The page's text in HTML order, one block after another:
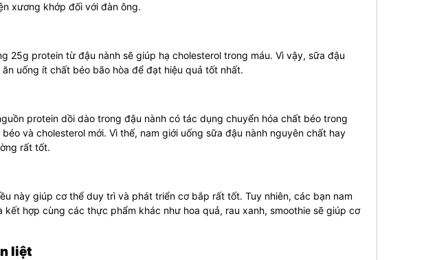
xương khớp đối với đàn ông.
25g protein từ đậu nành sẽ giúp hạ cholesterol trong máu. Vì vậy, sữa đậu
uống ít chất béo bão hòa để đạt hiệu quả tốt nhất.
protein dồi dào trong đậu nành có tác dụng chuyển hóa chất béo trong
và cholesterol mới. Vì thế, nam giới uống sữa đậu nành nguyên chất hay
rất tốt.
này giúp cơ thể duy trì và phát triển cơ bắp rất tốt. Tuy nhiên, các bạn nam
hợp cùng các thực phẩm khác như hoa quả, rau xanh, smoothie sẽ giúp cơ
liệt